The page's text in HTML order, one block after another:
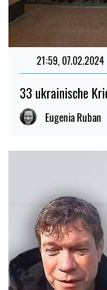
21:59, 07.02.2024
33 ukrainische
Eugenia Ruban